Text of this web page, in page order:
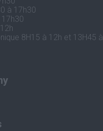
à 17h30
8H15 à 12h et 13H45 à